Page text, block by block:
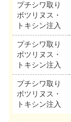
プチシワ取り
ボツリヌス・
トキシン注入
プチシワ取り
ボツリヌス・
トキシン注入
プチシワ取り
ボツリヌス・
トキシン注入